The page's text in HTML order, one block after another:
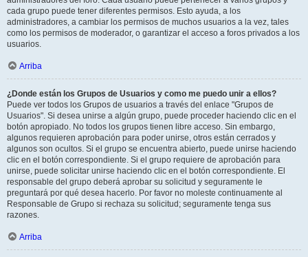
cada grupo puede tener diferentes permisos. Esto ayuda, a los
administradores, a cambiar los permisos de muchos usuarios a la vez, tales
como los permisos de moderador, o garantizar el acceso a foros privados a los
usuarios.
Arriba
¿Donde están los Grupos de Usuarios y como me puedo unir a ellos?
Puede ver todos los Grupos de usuarios a través del enlace "Grupos de
Usuarios". Si desea unirse a algún grupo, puede proceder haciendo clic en el
botón apropiado. No todos los grupos tienen libre acceso. Sin embargo,
algunos requieren aprobación para poder unirse, otros están cerrados y
algunos son ocultos. Si el grupo se encuentra abierto, puede unirse haciendo
clic en el botón correspondiente. Si el grupo requiere de aprobación para
unirse, puede solicitar unirse haciendo clic en el botón correspondiente. El
responsable del grupo deberá aprobar su solicitud y seguramente le
preguntará por qué desea hacerlo. Por favor no moleste continuamente al
Responsable de Grupo si rechaza su solicitud; seguramente tenga sus
razones.
Arriba